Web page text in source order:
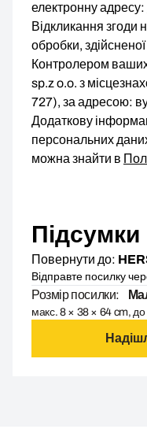
електронну адресу:
Відкликання згоди
обробки, здійсненої
Контролером
sp.z o.o. з
727), за адресою:
Додаткову
персональних
можна знайти в
Підсумки
Повернути до:
Відправте посилку
Розмір посилки:
макс. 8 × 38 × 64 cm, до